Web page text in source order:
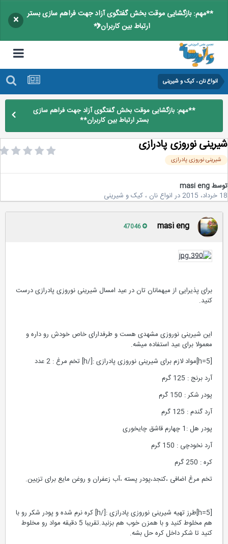
**مهم: بازگشایی موقت بخش گفتگوی آزاد جهت فراهم سازی بستر
ارتباط بین کاربران**
×
انواع نان ، کیک و شیرینی
**مهم: بازگشایی موقت بخش گفتگوی آزاد جهت فراهم سازی
بستر ارتباط بین کاربران**
نوروزی پادرازی
نوروزی پادرازی
masi eng
درانواع نان ، کیک و شیرینی
masi eng
برای پذیرایی از میهمانان تان در عید امسال شیرینی نوروزی پادرازی درست
کنید.
این شیرینی نوروزی مشهدی هست و طرفدارای خاص خودش رو داره و
معمولا برای عید استفاده میشه.
آرد برنج : 125 گرم
پودر شکر : 150 گرم
آرد گندم : 125 گرم
پودر هل :1 چهارم قاشق چایخوری
آرد نخودچی : 150 گرم
کره : 250 گرم
تخم مرغ اضافی ،کنجد،پودر پسته ،آب زعفران و روغن مایع برای تزیین.
[h=5]طرز تهیه شیرینی نوروزی پادرازی :[/h] کره نرم شده و پودر شکر رو با
هم مخلوط کنید و با همزن خوب هم بزنید.تقریبا 5 دقیقه مواد رو مخلوط
کنید تا شکر داخل کره حل بشه.